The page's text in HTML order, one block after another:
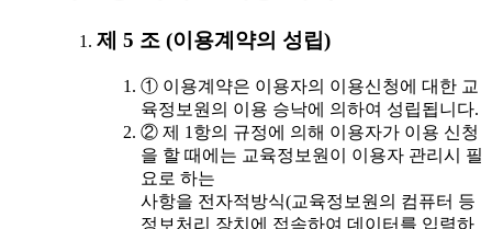
제 5 조 (이용계약의 성립)
① 이용계약은 이용자의 이용신청에 대한 교
육정보원의 이용 승낙에 의하여 성립됩니다.
② 제 1항의 규정에 의해 이용자가 이용 신청
을 할 때에는 교육정보원이 이용자 관리시 필
요로 하는
사항을 전자적방식(교육정보원의 컴퓨터 등
정보처리 장치에 접속하여 데이터를 입력하